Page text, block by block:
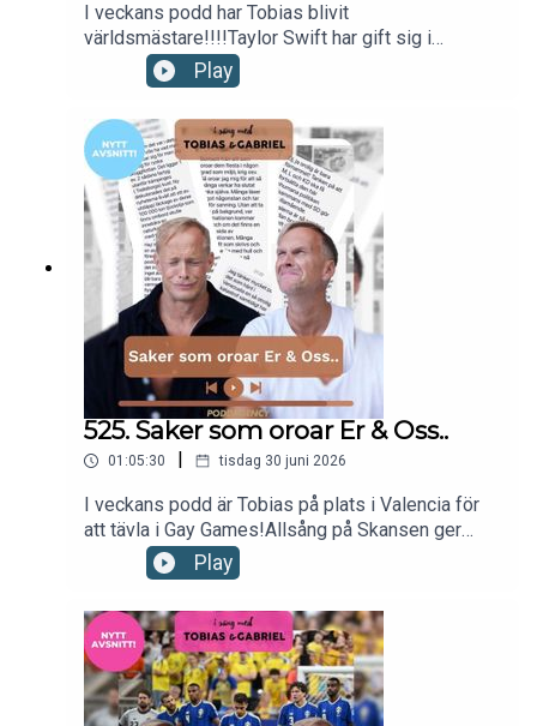
I veckans podd har Tobias blivit
världsmästare!!!!Taylor Swift har gift sig i
Madison Square Garden.Kanada kliver in i
Eurovision Song Contest 2027.Ska AI få hjälpa
oss att hitta dejter i framtiden?Till sist listar vi tre
gånger vi har varit modiga den sista tiden.Nu kör
vi!kontakt: hello@poddagency.comI säng med
Tobias & Gabriel produceras av Poddagency
Play
525. Saker som oroar Er & Oss..
01:05:30 tisdag 30 juni 2026
I veckans podd är Tobias på plats i Valencia för
att tävla i Gay Games!Allsång på Skansen ger
Gabriel stressutslag.Countrystjärnan Garth Brooks
har fyllt Hyde Park.Vi diskuterar våra lyssnares
farhågor för framtiden. Till sist listar vi våra
egna.Nu kör vi!kontakt: hello@poddagency.comI
säng med Tobias & Gabriel produceras av
Poddagency
Play